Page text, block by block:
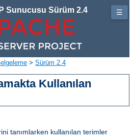
Sunucusu Sürüm 2.4
> Sürüm 2.4
Kullanılan
tanımlarken kullanılan terimler
☰